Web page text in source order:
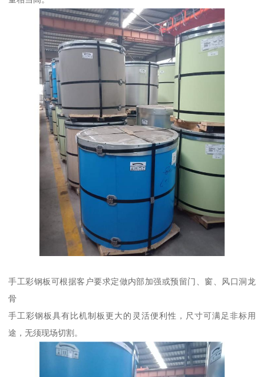
手工彩钢板可根据客户要求定做内部加强或预留门、窗、风口洞龙
骨
手工彩钢板具有比机制板更大的灵活便利性，尺寸可满足非标用
途，无须现场切割。